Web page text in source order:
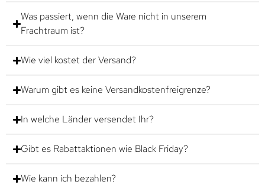
Was passiert, wenn die Ware nicht in unserem
Frachtraum ist?
Wie viel kostet der Versand?
Warum gibt es keine Versandkostenfreigrenze?
In welche Länder versendet Ihr?
Gibt es Rabattaktionen wie Black Friday?
Wie kann ich bezahlen?